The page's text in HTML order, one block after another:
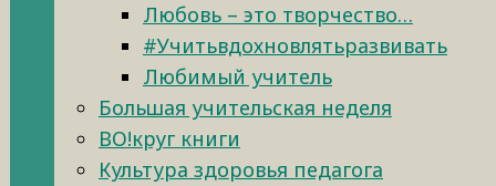
Любовь – это творчество…
#Учитьвдохновлятьразвивать
Любимый учитель
Большая учительская неделя
ВО!круг книги
Культура здоровья педагога